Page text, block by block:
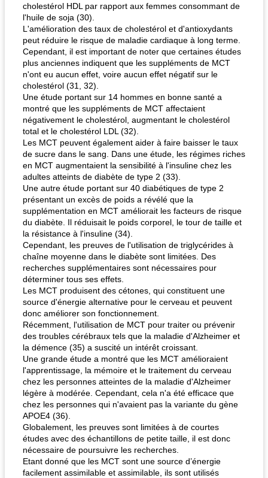
cholestérol HDL par rapport aux femmes consommant de
l'huile de soja (30).
L'amélioration des taux de cholestérol et d'antioxydants
peut réduire le risque de maladie cardiaque à long terme.
Cependant, il est important de noter que certaines études
plus anciennes indiquent que les suppléments de MCT
n'ont eu aucun effet, voire aucun effet négatif sur le
cholestérol (31, 32).
Une étude portant sur 14 hommes en bonne santé a
montré que les suppléments de MCT affectaient
négativement le cholestérol, augmentant le cholestérol
total et le cholestérol LDL (32).
Les MCT peuvent également aider à faire baisser le taux
de sucre dans le sang. Dans une étude, les régimes riches
en MCT augmentaient la sensibilité à l'insuline chez les
adultes atteints de diabète de type 2 (33).
Une autre étude portant sur 40 diabétiques de type 2
présentant un excès de poids a révélé que la
supplémentation en MCT améliorait les facteurs de risque
du diabète. Il réduisait le poids corporel, le tour de taille et
la résistance à l'insuline (34).
Cependant, les preuves de l'utilisation de triglycérides à
chaîne moyenne dans le diabète sont limitées. Des
recherches supplémentaires sont nécessaires pour
déterminer tous ses effets.
Les MCT produisent des cétones, qui constituent une
source d'énergie alternative pour le cerveau et peuvent
donc améliorer son fonctionnement.
Récemment, l'utilisation de MCT pour traiter ou prévenir
des troubles cérébraux tels que la maladie d'Alzheimer et
la démence (35) a suscité un intérêt croissant.
Une grande étude a montré que les MCT amélioraient
l'apprentissage, la mémoire et le traitement du cerveau
chez les personnes atteintes de la maladie d'Alzheimer
légère à modérée. Cependant, cela n'a été efficace que
chez les personnes qui n'avaient pas la variante du gène
APOE4 (36).
Globalement, les preuves sont limitées à de courtes
études avec des échantillons de petite taille, il est donc
nécessaire de poursuivre les recherches.
Etant donné que les MCT sont une source d’énergie
facilement assimilable et assimilable, ils sont utilisés